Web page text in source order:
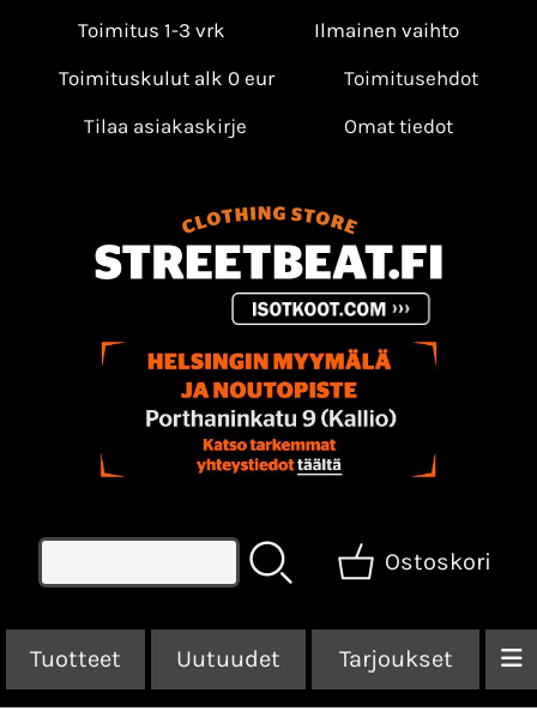
Toimitus 1-3 vrk
Ilmainen vaihto
Toimituskulut alk 0 eur
Toimitusehdot
Tilaa asiakaskirje
Omat tiedot
Ostoskori
Tuotteet Uutuudet Tarjoukset